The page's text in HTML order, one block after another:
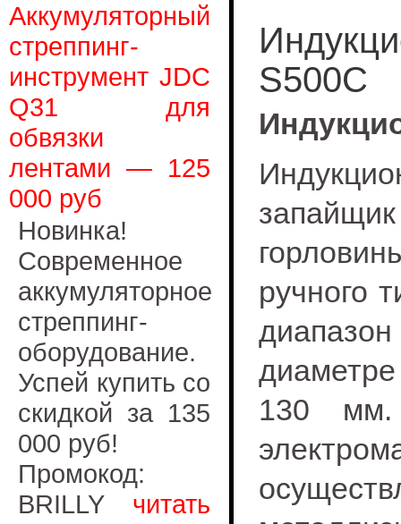
Аккумуляторный
стреппинг-
инструмент JDC
Q31 для
обвязки
лентами — 125
000 руб
Новинка!
Современное
аккумуляторное
стреппинг-
оборудование.
Успей купить со
скидкой за 135
000 руб!
Промокод:
BRILLY читать
S500C
запайщик
ручного
130 мм.